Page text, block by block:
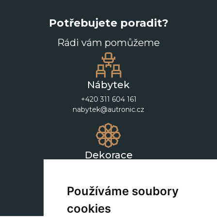
Používáme soubory
cookies
Potřebujete poradit?
Rádi vám pomůžeme
Nábytek
+420 311 604 161
nabytek@autronic.cz
Dekorace